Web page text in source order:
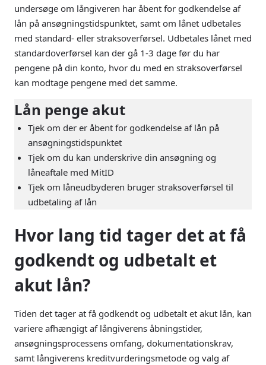
undersøge om långiveren har åbent for godkendelse af
lån på ansøgningstidspunktet, samt om lånet udbetales
med standard- eller straksoverførsel. Udbetales lånet med
standardoverførsel kan der gå 1-3 dage før du har
pengene på din konto, hvor du med en straksoverførsel
kan modtage pengene med det samme.
Lån penge akut
Tjek om der er åbent for godkendelse af lån på
ansøgningstidspunktet
Tjek om du kan underskrive din ansøgning og
låneaftale med MitID
Tjek om låneudbyderen bruger straksoverførsel til
udbetaling af lån
Hvor lang tid tager det at få
godkendt og udbetalt et
akut lån?
Tiden det tager at få godkendt og udbetalt et akut lån, kan
variere afhængigt af långiverens åbningstider,
ansøgningsprocessens omfang, dokumentationskrav,
samt långiverens kreditvurderingsmetode og valg af